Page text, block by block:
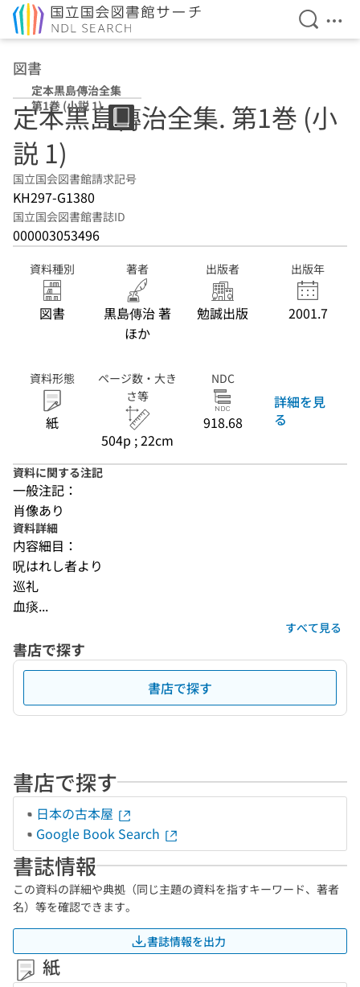
検索を
メ
図書
定本黒島傳治全集
第1巻 (小説 1)
定本黒島傳治全集. 第1巻 (小
説 1)
国立国会図書館請求記号
KH297-G1380
国立国会図書館書誌ID
000003053496
資料種別
図書
著者
黒島傳治 著
ほか
出版者
勉誠出版
出版年
2001.7
資料形態
紙
ページ数・大き
さ等
504p ; 22cm
NDC
918.68
詳細を見
る
資料に関する注記
一般注記：
肖像あり
資料詳細
内容細目：
呪はれし者より
巡礼
血痰...
すべて見る
書店で探す
書店で探す
書店で探す
日本の古本屋
Google Book Search
書誌情報
この資料の詳細や典拠（同じ主題の資料を指すキーワード、著者
名）等を確認できます。
書誌情報を出力
紙